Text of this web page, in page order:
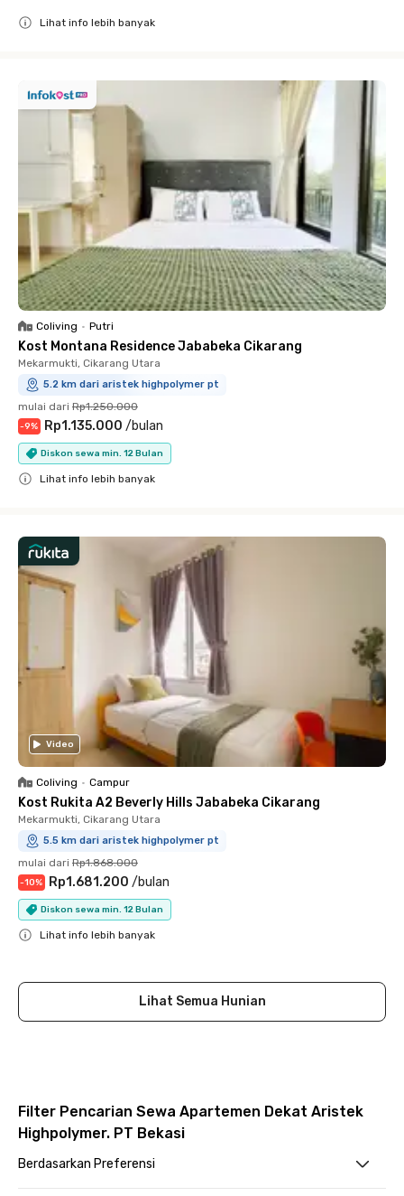
Lihat info lebih banyak
Coliving • Putri
Kost Montana Residence Jababeka Cikarang
Mekarmukti, Cikarang Utara
5.2 km dari aristek highpolymer pt
mulai dari Rp1.250.000
-9% Rp1.135.000 /bulan
Diskon sewa min. 12 Bulan
Lihat info lebih banyak
Video
Coliving • Campur
Kost Rukita A2 Beverly Hills Jababeka Cikarang
Mekarmukti, Cikarang Utara
5.5 km dari aristek highpolymer pt
mulai dari Rp1.868.000
-10% Rp1.681.200 /bulan
Diskon sewa min. 12 Bulan
Lihat info lebih banyak
Lihat Semua Hunian
Filter Pencarian Sewa Apartemen Dekat Aristek
Highpolymer. PT Bekasi
Berdasarkan Preferensi